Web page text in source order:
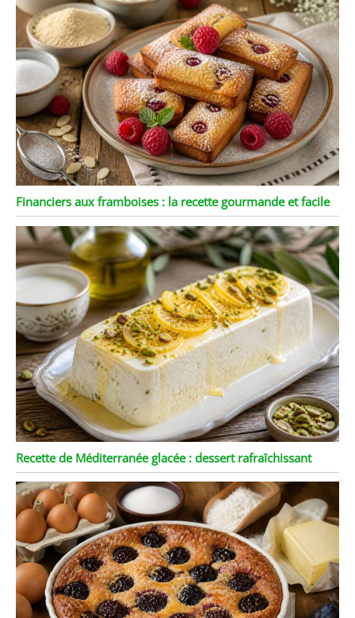
Financiers aux framboises : la recette gourmande et facile
Recette de Méditerranée glacée : dessert rafraîchissant